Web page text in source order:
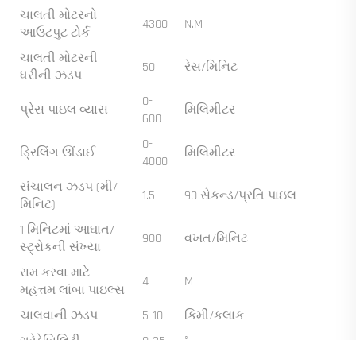
ચાલતી મોટરનો
આઉટપુટ ટોર્ક
4300 N.M
ચાલતી મોટરની
ધરીની ઝડપ
50 રેસ/મિનિટ
પ્રેસ પાઇલ વ્યાસ
0-
600
મિલિમીટર
ડ્રિલિંગ ઊંડાઈ
0-
4000
મિલિમીટર
સંચાલન ઝડપ (મી/
મિનિટ)
1.5 90 સેકન્ડ/પ્રતિ પાઇલ
1 મિનિટમાં આઘાત/
સ્ટ્રોકની સંખ્યા
900 વખત/મિનિટ
રામ કરવા માટે
મહત્તમ લાંબા પાઇલ્સ
4 M
ચાલવાની ઝડપ 5-10
કિમી/કલાક